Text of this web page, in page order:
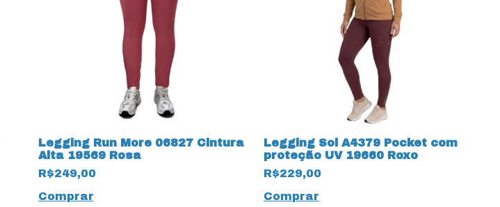
Legging Run More 06827 Cintura
Alta 19569 Rosa
R$249,00
Comprar
Legging Sol A4379 Pocket com
proteção UV 19660 Roxo
R$229,00
Comprar